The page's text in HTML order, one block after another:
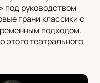
под руководством
грани классики с
подходом.
этого театрального